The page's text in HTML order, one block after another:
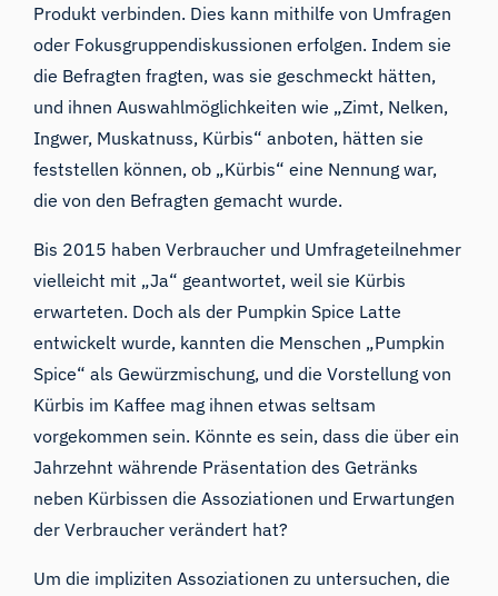
Produkt verbinden. Dies kann mithilfe von Umfragen
oder Fokusgruppendiskussionen erfolgen. Indem sie
die Befragten fragten, was sie geschmeckt hätten,
und ihnen Auswahlmöglichkeiten wie „Zimt, Nelken,
Ingwer, Muskatnuss, Kürbis“ anboten, hätten sie
feststellen können, ob „Kürbis“ eine Nennung war,
die von den Befragten gemacht wurde.
Bis 2015 haben Verbraucher und Umfrageteilnehmer
vielleicht mit „Ja“ geantwortet, weil sie Kürbis
erwarteten. Doch als der Pumpkin Spice Latte
entwickelt wurde, kannten die Menschen „Pumpkin
Spice“ als Gewürzmischung, und die Vorstellung von
Kürbis im Kaffee mag ihnen etwas seltsam
vorgekommen sein. Könnte es sein, dass die über ein
Jahrzehnt währende Präsentation des Getränks
neben Kürbissen die Assoziationen und Erwartungen
der Verbraucher verändert hat?
Um die impliziten Assoziationen zu untersuchen, die